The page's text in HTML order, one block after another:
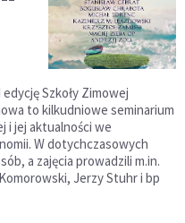
Szkoły Zimowej
to kilkudniowe seminarium
i jej aktualności we
W dotychczasowych
a zajęcia prowadzili m.in.
Jerzy Stuhr i bp